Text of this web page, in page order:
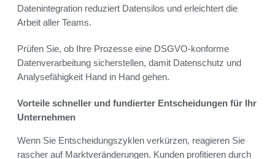
Datenintegration reduziert Datensilos und erleichtert die
Arbeit aller Teams.
Prüfen Sie, ob Ihre Prozesse eine DSGVO-konforme
Datenverarbeitung sicherstellen, damit Datenschutz und
Analysefähigkeit Hand in Hand gehen.
Vorteile schneller und fundierter Entscheidungen für Ihr
Unternehmen
Wenn Sie Entscheidungszyklen verkürzen, reagieren Sie
rascher auf Marktveränderungen. Kunden profitieren durch